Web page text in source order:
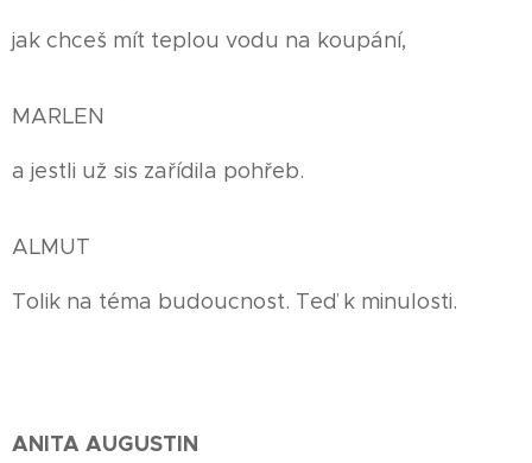
jak chceš mít teplou vodu na koupání,
MARLEN
a jestli už sis zařídila pohřeb.
ALMUT
Tolik na téma budoucnost. Teď k minulosti.
ANITA AUGUSTIN